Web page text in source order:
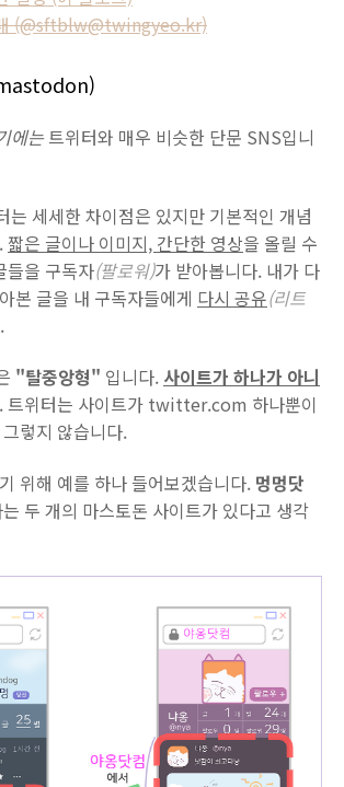
(@sftblw@twingyeo.kr)
에는트위터와 매우 비슷한 단문 SNS입니
는 세세한 차이점은 있지만 기본적인 개념
짧은 글이나 이미지, 간단한 영상을 올릴 수
들을 구독자(팔로워)가 받아봅니다. 내가 다
본 글을 내 구독자들에게 다시 공유(리트
"탈중앙형" 입니다. 사이트가 하나가 아니
트위터는 사이트가 twitter.com 하나뿐이
렇지 않습니다.
위해 예를 하나 들어보겠습니다. 멍멍닷
두 개의 마스토돈 사이트가 있다고 생각